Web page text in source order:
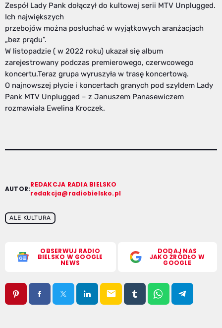
Zespół Lady Pank dołączył do kultowej serii MTV Unplugged.
Ich największych
przebojów można posłuchać w wyjątkowych aranżacjach
„bez prądu”.
W listopadzie ( w 2022 roku) ukazał się album
zarejestrowany podczas premierowego, czerwcowego
koncertu.Teraz grupa wyruszyła w trasę koncertową.
O najnowszej płycie i koncertach granych pod szyldem Lady
Pank MTV Unplugged – z Januszem Panasewiczem
rozmawiała Ewelina Kroczek.
AUTOR:
REDAKCJA RADIA BIELSKO
redakcja@radiobielsko.pl
ALE KULTURA
OBSERWUJ RADIO
BIELSKO W GOOGLE
NEWS
DODAJ NAS
JAKO ŹRÓDŁO W
GOOGLE
email